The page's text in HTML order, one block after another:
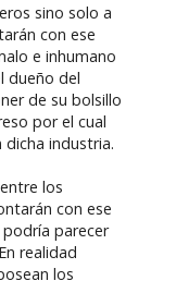
sino solo a
con ese
e inhumano
dueño del
de su bolsillo
por el cual
industria.
los
con ese
parecer
realidad
los